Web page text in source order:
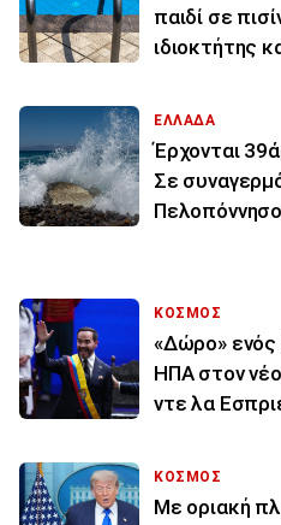
παιδί σε
ιδιοκτήτης
ΕΛΛΑΔΑ
Έρχονται
Σε
ΚΟΣΜΟΣ
«Δώρο» ενός
ΗΠΑ στον
ντε λα
ΚΟΣΜΟΣ
Με οριακή